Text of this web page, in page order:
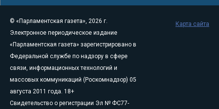
© «Парламентская газета», 2026 г.
Электронное периодическое издание
«Парламентская газета» зарегистрировано в
Федеральной службе по надзору в сфере
связи, информационных технологий и
массовых коммуникаций (Роскомнадзор) 05
августа 2011 года. 18+
Свидетельство о регистрации Эл № ФС77-
Карта сайта